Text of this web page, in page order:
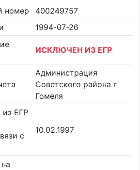
номер
400249757
1994-07-26
ИСКЛЮЧЕН ИЗ ЕГР
Администрация
Советского района г
Гомеля
из ЕГР
с
10.02.1997